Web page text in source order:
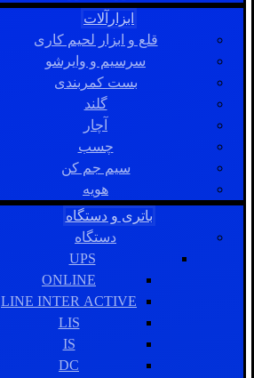
ابزارآلات
قلع و ابزار لحیم کاری
سرسیم و وایرشو
بست کمربندی
گلند
آچار
چسب
سیم جم کن
هویه
باتری و دستگاه
دستگاه
UPS
ONLINE
LINE INTER ACTIVE
LIS
IS
DC